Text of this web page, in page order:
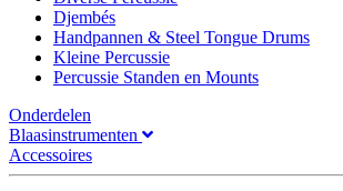
Djembés
Handpannen & Steel Tongue Drums
Kleine Percussie
Percussie Standen en Mounts
Onderdelen
Blaasinstrumenten
Accessoires